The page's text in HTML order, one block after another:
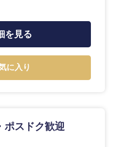
を見る
に入り
ポスドク歓迎